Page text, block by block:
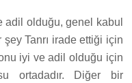
adil olduğu, genel kabul
Tanrı irade ettiği için
iyi ve adil olduğu için
ortadadır. Diğer bir